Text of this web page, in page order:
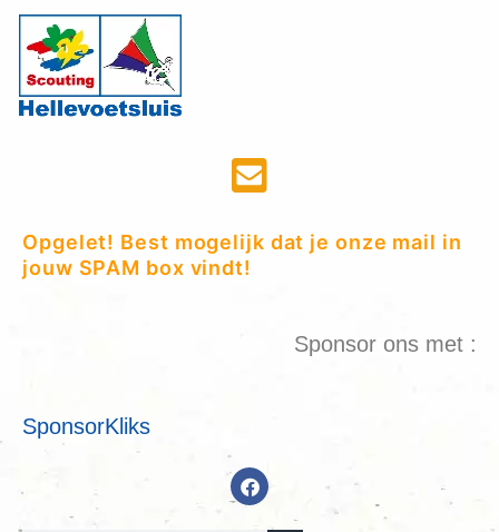
Opgelet! Best mogelijk dat je onze mail in
jouw SPAM box vindt!
Sponsor ons met :
SponsorKliks